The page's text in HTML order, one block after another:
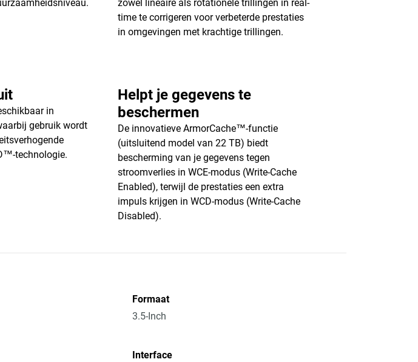
zowel lineaire als rotationele trillingen in real-
time te corrigeren voor verbeterde prestaties
in omgevingen met krachtige trillingen.
in
gebruik wordt
technologie.
Helpt je gegevens te
beschermen
De innovatieve ArmorCache™-functie
(uitsluitend model van 22 TB) biedt
bescherming van je gegevens tegen
stroomverlies in WCE-modus (Write-Cache
Enabled), terwijl de prestaties een extra
impuls krijgen in WCD-modus (Write-Cache
Disabled).
Formaat
3.5-Inch
Interface